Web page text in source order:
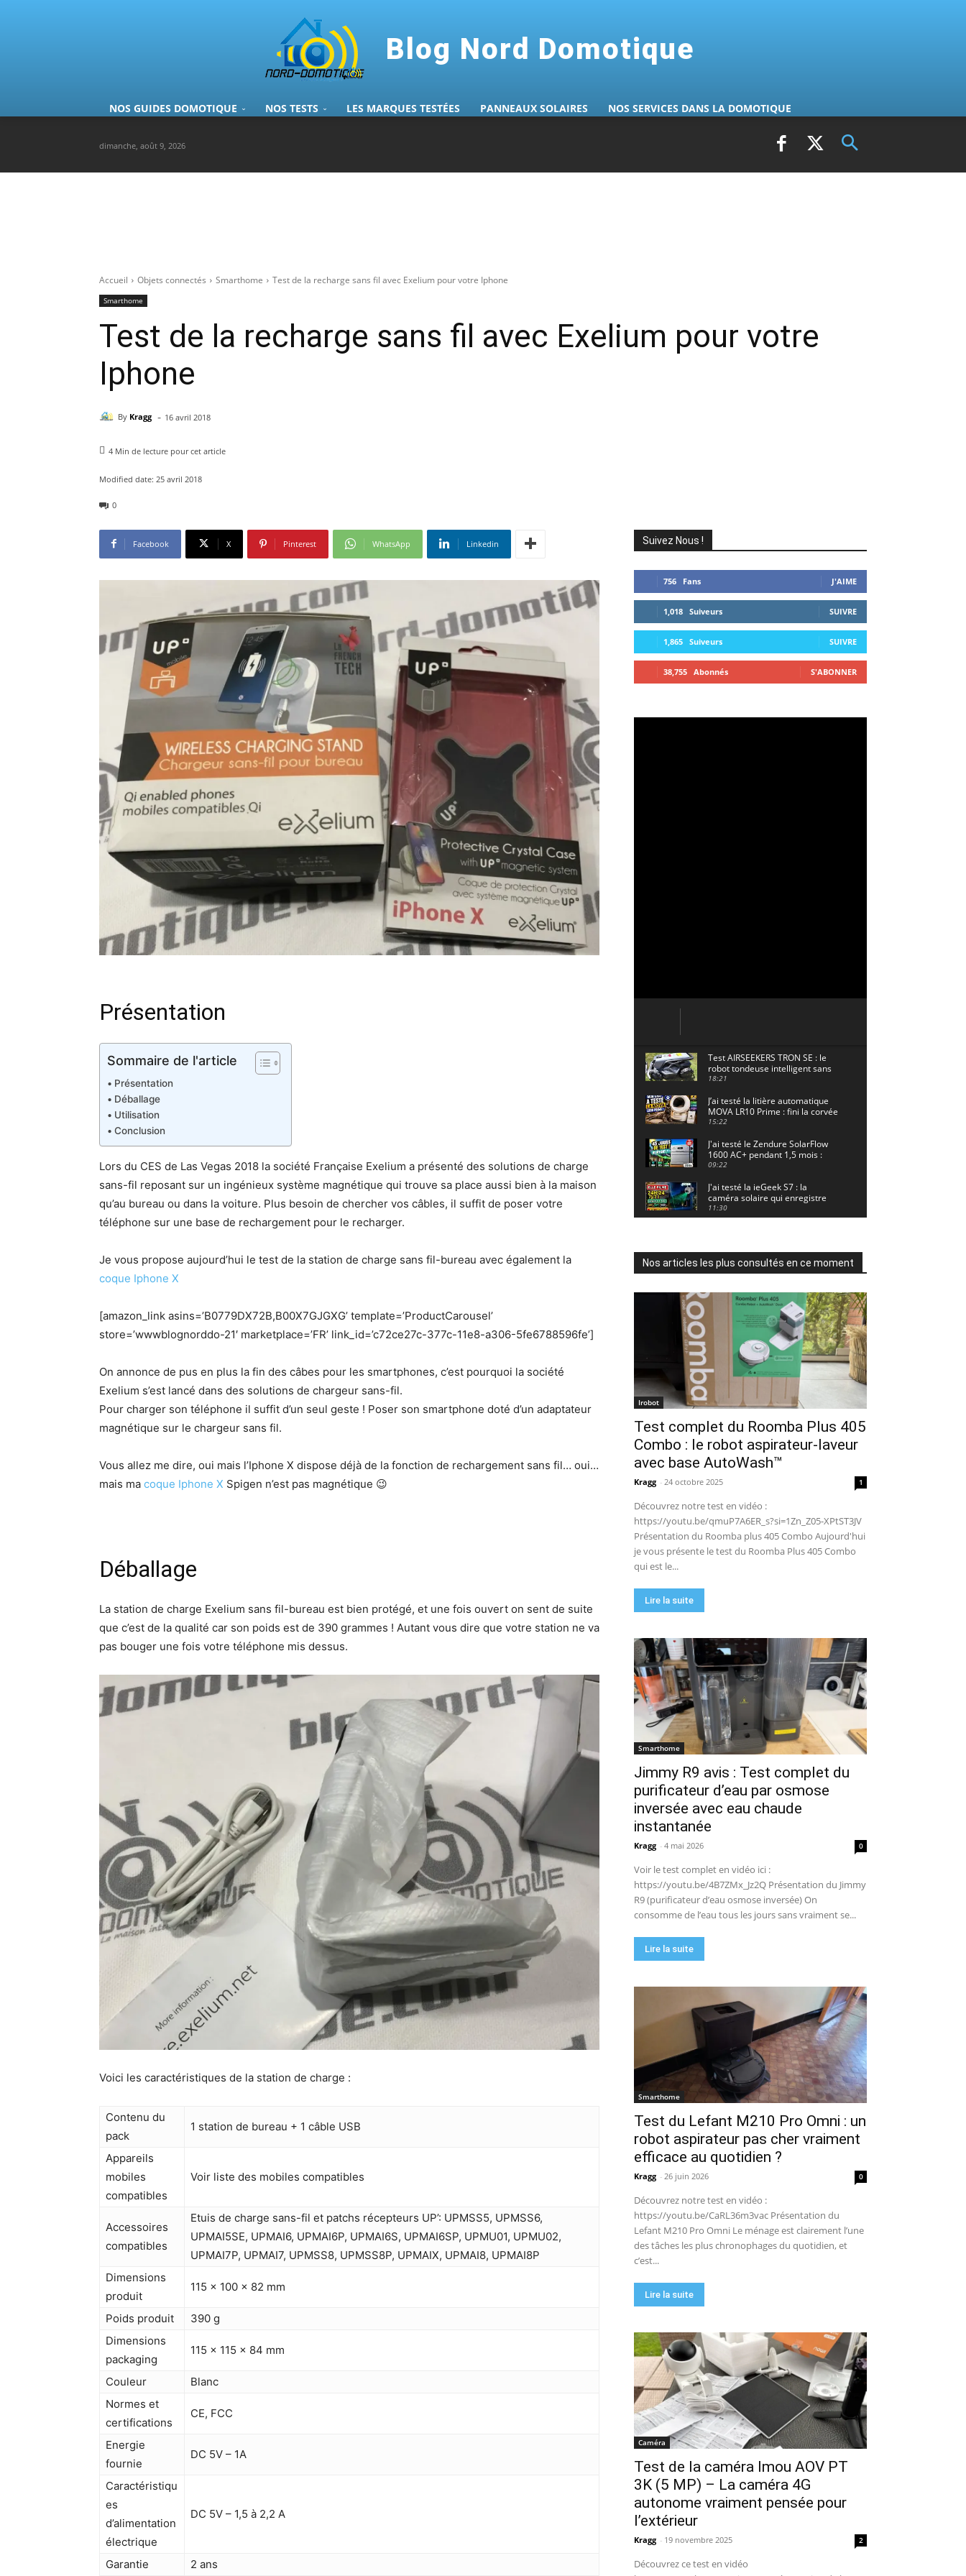
Blog Nord Domotique
NOS GUIDES DOMOTIQUE NOS TESTS LES MARQUES TESTÉES PANNEAUX SOLAIRES NOS SERVICES DANS LA DOMOTIQUE
dimanche, août 9, 2026
Accueil Objets connectés Smarthome Test de la recharge sans fil avec Exelium pour votre Iphone
Smarthome
Test de la recharge sans fil avec Exelium pour votre
Iphone
By Kragg - 16 avril 2018
4 Min de lecture pour cet article
Modified date: 25 avril 2018
0
Facebook X Pinterest WhatsApp Linkedin
Présentation
Sommaire de l'article
Présentation
Déballage
Utilisation
Conclusion
Lors du CES de Las Vegas 2018 la société Française Exelium a présenté des solutions de charge
sans-fil reposant sur un ingénieux système magnétique qui trouve sa place aussi bien à la maison
qu’au bureau ou dans la voiture. Plus besoin de chercher vos câbles, il suffit de poser votre
téléphone sur une base de rechargement pour le recharger.
Je vous propose aujourd’hui le test de la station de charge sans fil-bureau avec également la
coque Iphone X
[amazon_link asins=’B0779DX72B,B00X7GJGXG’ template=’ProductCarousel’
store=’wwwblognorddo-21′ marketplace=’FR’ link_id=’c72ce27c-377c-11e8-a306-5fe6788596fe’]
On annonce de pus en plus la fin des câbes pour les smartphones, c’est pourquoi la société
Exelium s’est lancé dans des solutions de chargeur sans-fil.
Pour charger son téléphone il suffit d’un seul geste ! Poser son smartphone doté d’un adaptateur
magnétique sur le chargeur sans fil.
Vous allez me dire, oui mais l’Iphone X dispose déjà de la fonction de rechargement sans fil… oui…
mais ma coque Iphone X Spigen n’est pas magnétique 😉
Déballage
La station de charge Exelium sans fil-bureau est bien protégé, et une fois ouvert on sent de suite
que c’est de la qualité car son poids est de 390 grammes ! Autant vous dire que votre station ne va
pas bouger une fois votre téléphone mis dessus.
Voici les caractéristiques de la station de charge :
Contenu du
pack
1 station de bureau + 1 câble USB
Appareils
mobiles
compatibles
Voir liste des mobiles compatibles
Accessoires
compatibles
Etuis de charge sans-fil et patchs récepteurs UP’: UPMSS5, UPMSS6,
UPMAI5SE, UPMAI6, UPMAI6P, UPMAI6S, UPMAI6SP, UPMU01, UPMU02,
UPMAI7P, UPMAI7, UPMSS8, UPMSS8P, UPMAIX, UPMAI8, UPMAI8P
Dimensions
produit
115 x 100 x 82 mm
Poids produit
390 g
Dimensions
packaging
115 x 115 x 84 mm
Couleur
Blanc
Normes et
certifications
CE, FCC
Energie
fournie
DC 5V – 1A
Caractéristiqu
es
d’alimentation
électrique
DC 5V – 1,5 à 2,2 A
Garantie 2 ans
Suivez Nous !
756 Fans J'AIME
1,018 Suiveurs SUIVRE
1,865 Suiveurs SUIVRE
38,755 Abonnés S'ABONNER
Test AIRSEEKERS TRON SE : le
robot tondeuse intelligent sans
câble pour 1500 m² !
18:21
J’ai testé la litière automatique
MOVA LR10 Prime : fini la corvée
? 🐱
15:22
J'ai testé le Zendure SolarFlow
1600 AC+ pendant 1,5 mois :
voici les résultats ! ☀️🔋
09:22
J'ai testé la ieGeek S7 : la
caméra solaire qui enregistre
24/7 grâce à l'AOV ! ☀️📹
11:30
18/07/2026
02:33
Guirlande Guinguette Solaire
puissance en extérieur ? Test
complet
04:38
Aiper Scuba V3 : le meilleur
robot de piscine sans fil ? Mon
test complet !
UGREEN NASync DXP4800 Pro :
le NAS qui va faire trembler
Synology et QNAP ?! (Test
🏆 Sunseeker S4 : le robot
cartographie votre jardin tout
seul.
09:48
DJI Power 1000 Mini : j'ai testé
cette station d'énergie
compacte… elle m'a bluffé !
11:56
Nos articles les plus consultés en ce moment
Irobot
Test complet du Roomba Plus 405
Combo : le robot aspirateur-laveur
avec base AutoWash™
Kragg - 24 octobre 2025 1
Découvrez notre test en vidéo :
https://youtu.be/qmuP7A6ER_s?si=1Zn_Z05-XPtST3JV
Présentation du Roomba plus 405 Combo Aujourd'hui
je vous présente le test du Roomba Plus 405 Combo
qui est le...
Lire la suite
Smarthome
Jimmy R9 avis : Test complet du
purificateur d’eau par osmose
inversée avec eau chaude
instantanée
Kragg - 4 mai 2026 0
Voir le test complet en vidéo ici :
https://youtu.be/4B7ZMx_Jz2Q Présentation du Jimmy
R9 (purificateur d’eau osmose inversée) On
consomme de l’eau tous les jours sans vraiment se...
Lire la suite
Smarthome
Test du Lefant M210 Pro Omni : un
robot aspirateur pas cher vraiment
efficace au quotidien ?
Kragg - 26 juin 2026 0
Découvrez notre test en vidéo :
https://youtu.be/CaRL36m3vac Présentation du
Lefant M210 Pro Omni Le ménage est clairement l’une
des tâches les plus chronophages du quotidien, et
c’est...
Lire la suite
Caméra
Test de la caméra Imou AOV PT
3K (5 MP) – La caméra 4G
autonome vraiment pensée pour
l’extérieur
Kragg - 19 novembre 2025 2
Découvrez ce test en vidéo